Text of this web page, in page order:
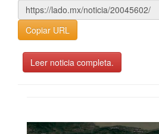
Copiar URL
Leer noticia completa.